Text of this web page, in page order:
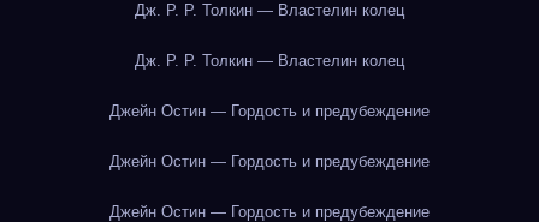
Дж. Р. Р. Толкин — Властелин колец
Дж. Р. Р. Толкин — Властелин колец
Джейн Остин — Гордость и предубеждение
Джейн Остин — Гордость и предубеждение
Джейн Остин — Гордость и предубеждение